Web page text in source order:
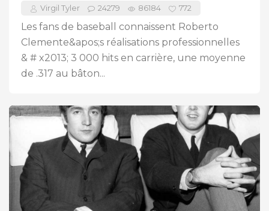
Virgil Tyler 24279 86184 772
Les fans de baseball connaissent Roberto
Clemente&apos;s réalisations professionnelles
& # x2013; 3 000 hits en carrière, une moyenne
de .317 au bâton...